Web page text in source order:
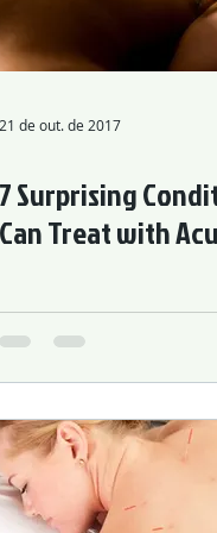
21 de out. de 2017
7 Surprising
Can Treat with